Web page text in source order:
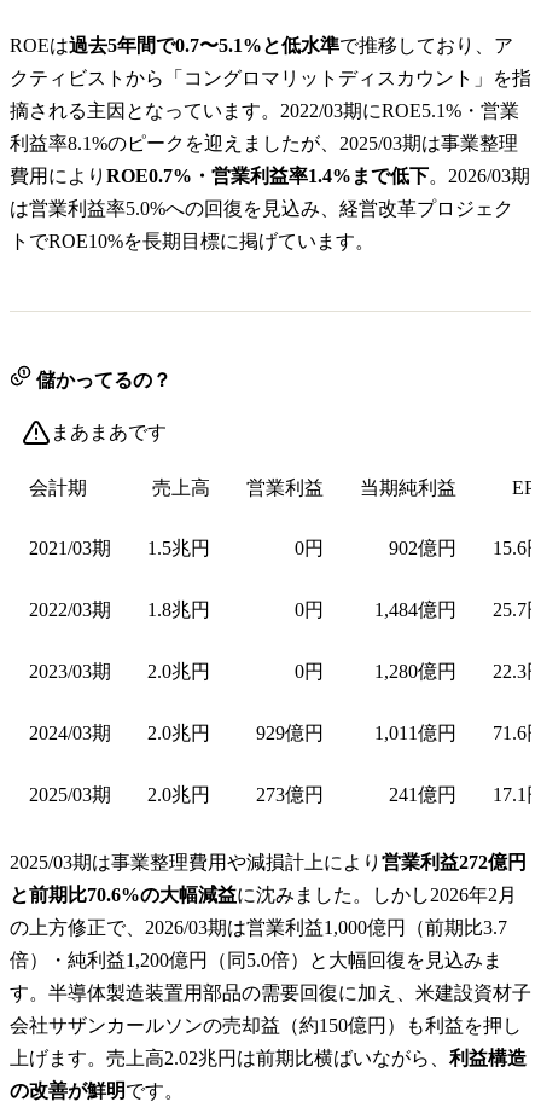
ROEは過去5年間で0.7〜5.1%と低水準で推移しており、ア
クティビストから「コングロマリットディスカウント」を指
摘される主因となっています。2022/03期にROE5.1%・営業
利益率8.1%のピークを迎えましたが、2025/03期は事業整理
費用により ROE0.7%・営業利益率1.4%まで低下。2026/03期
は営業利益率5.0%への回復を見込み、経営改革プロジェク
トでROE10%を長期目標に掲げています。
儲かってるの？
まあまあです
会計期 売上高 営業利益 当期純利益
2021/03期 1.5兆円 0円 902億円 15.6
2022/03期 1.8兆円 0円 1,484億円 25.7
2023/03期 2.0兆円 0円 1,280億円 22.3
2024/03期 2.0兆円 929億円 1,011億円 71.6
2025/03期 2.0兆円 273億円 241億円 17.1
2025/03期は事業整理費用や減損計上により 営業利益272億円
と前期比70.6%の大幅減益に沈みました。しかし2026年2月
の上方修正で、2026/03期は営業利益1,000億円（前期比3.7
倍）・純利益1,200億円（同5.0倍）と大幅回復を見込みま
す。半導体製造装置用部品の需要回復に加え、米建設資材子
会社サザンカールソンの売却益（約150億円）も利益を押し
上げます。売上高2.02兆円は前期比横ばいながら、 利益構造
の改善が鮮明です。